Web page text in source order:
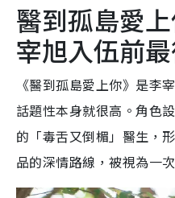
醫到孤島愛
宰旭入伍前
《醫到孤島愛上你》是李
話題性本身就很高。角色
的「毒舌又倒楣」醫生，
品的深情路線，被視為一